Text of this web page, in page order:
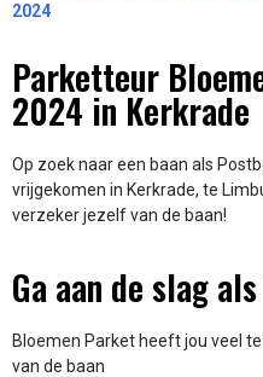
2024
Parketteur
2024 in Kerkrade
Op zoek naar een baan als
vrijgekomen in Kerkrade, te
verzeker jezelf van de baan!
Ga aan de slag
Bloemen Parket heeft jou veel
van de baan